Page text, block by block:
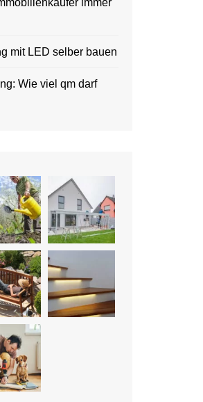
immer
mit LED selber bauen
Wie viel qm darf